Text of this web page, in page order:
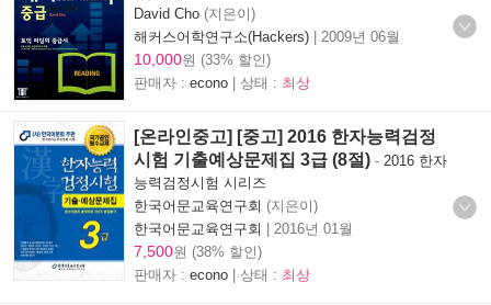
David Cho (지은이)
해커스어학연구소(Hackers) | 2009년 06월
10,000원 (33% 할인)
판매자 : econo | 상태 : 최상
[온라인중고] [중고] 2016 한자능력검정
시험 기출예상문제집 3급 (8절) - 2016 한자
능력검정시험 시리즈
한국어문교육연구회 (지은이)
한국어문교육연구회 | 2016년 01월
7,500원 (38% 할인)
판매자 : econo | 상태 : 최상